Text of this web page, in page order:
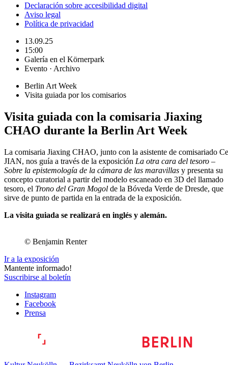
Declaración sobre accesibilidad digital
Aviso legal
Política de privacidad
13.09.25
15:00
Galería en el Körnerpark
Evento · Archivo
Berlin Art Week
Visita guiada por los comisarios
Visita guiada con la comisaria Jiaxing
CHAO durante la Berlin Art Week
La comisaria Jiaxing CHAO, junto con la asistente de comisariado Ce
JIAN, nos guía a través de la exposición La otra cara del tesoro –
Sobre la epistemología de la cámara de las maravillas y presenta su
concepto curatorial a partir del modelo escaneado en 3D del llamado
tesoro, el Trono del Gran Mogol de la Bóveda Verde de Dresde, que
sirve de punto de partida en la entrada de la exposición.
La visita guiada se realizará en inglés y alemán.
© Benjamin Renter
Ir a la exposición
Mantente informado!
Suscribirse al boletín
Instagram
Facebook
Prensa